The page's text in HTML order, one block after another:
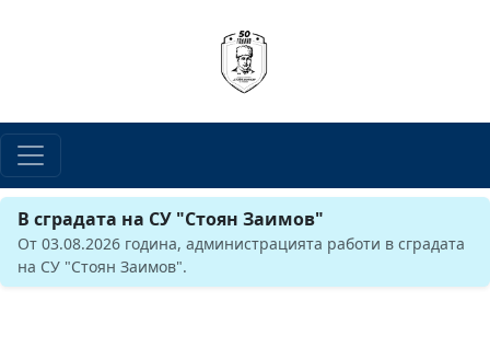
В сградата на СУ "Стоян Заимов"
От 03.08.2026 година, администрацията работи в сградата
на СУ "Стоян Заимов".